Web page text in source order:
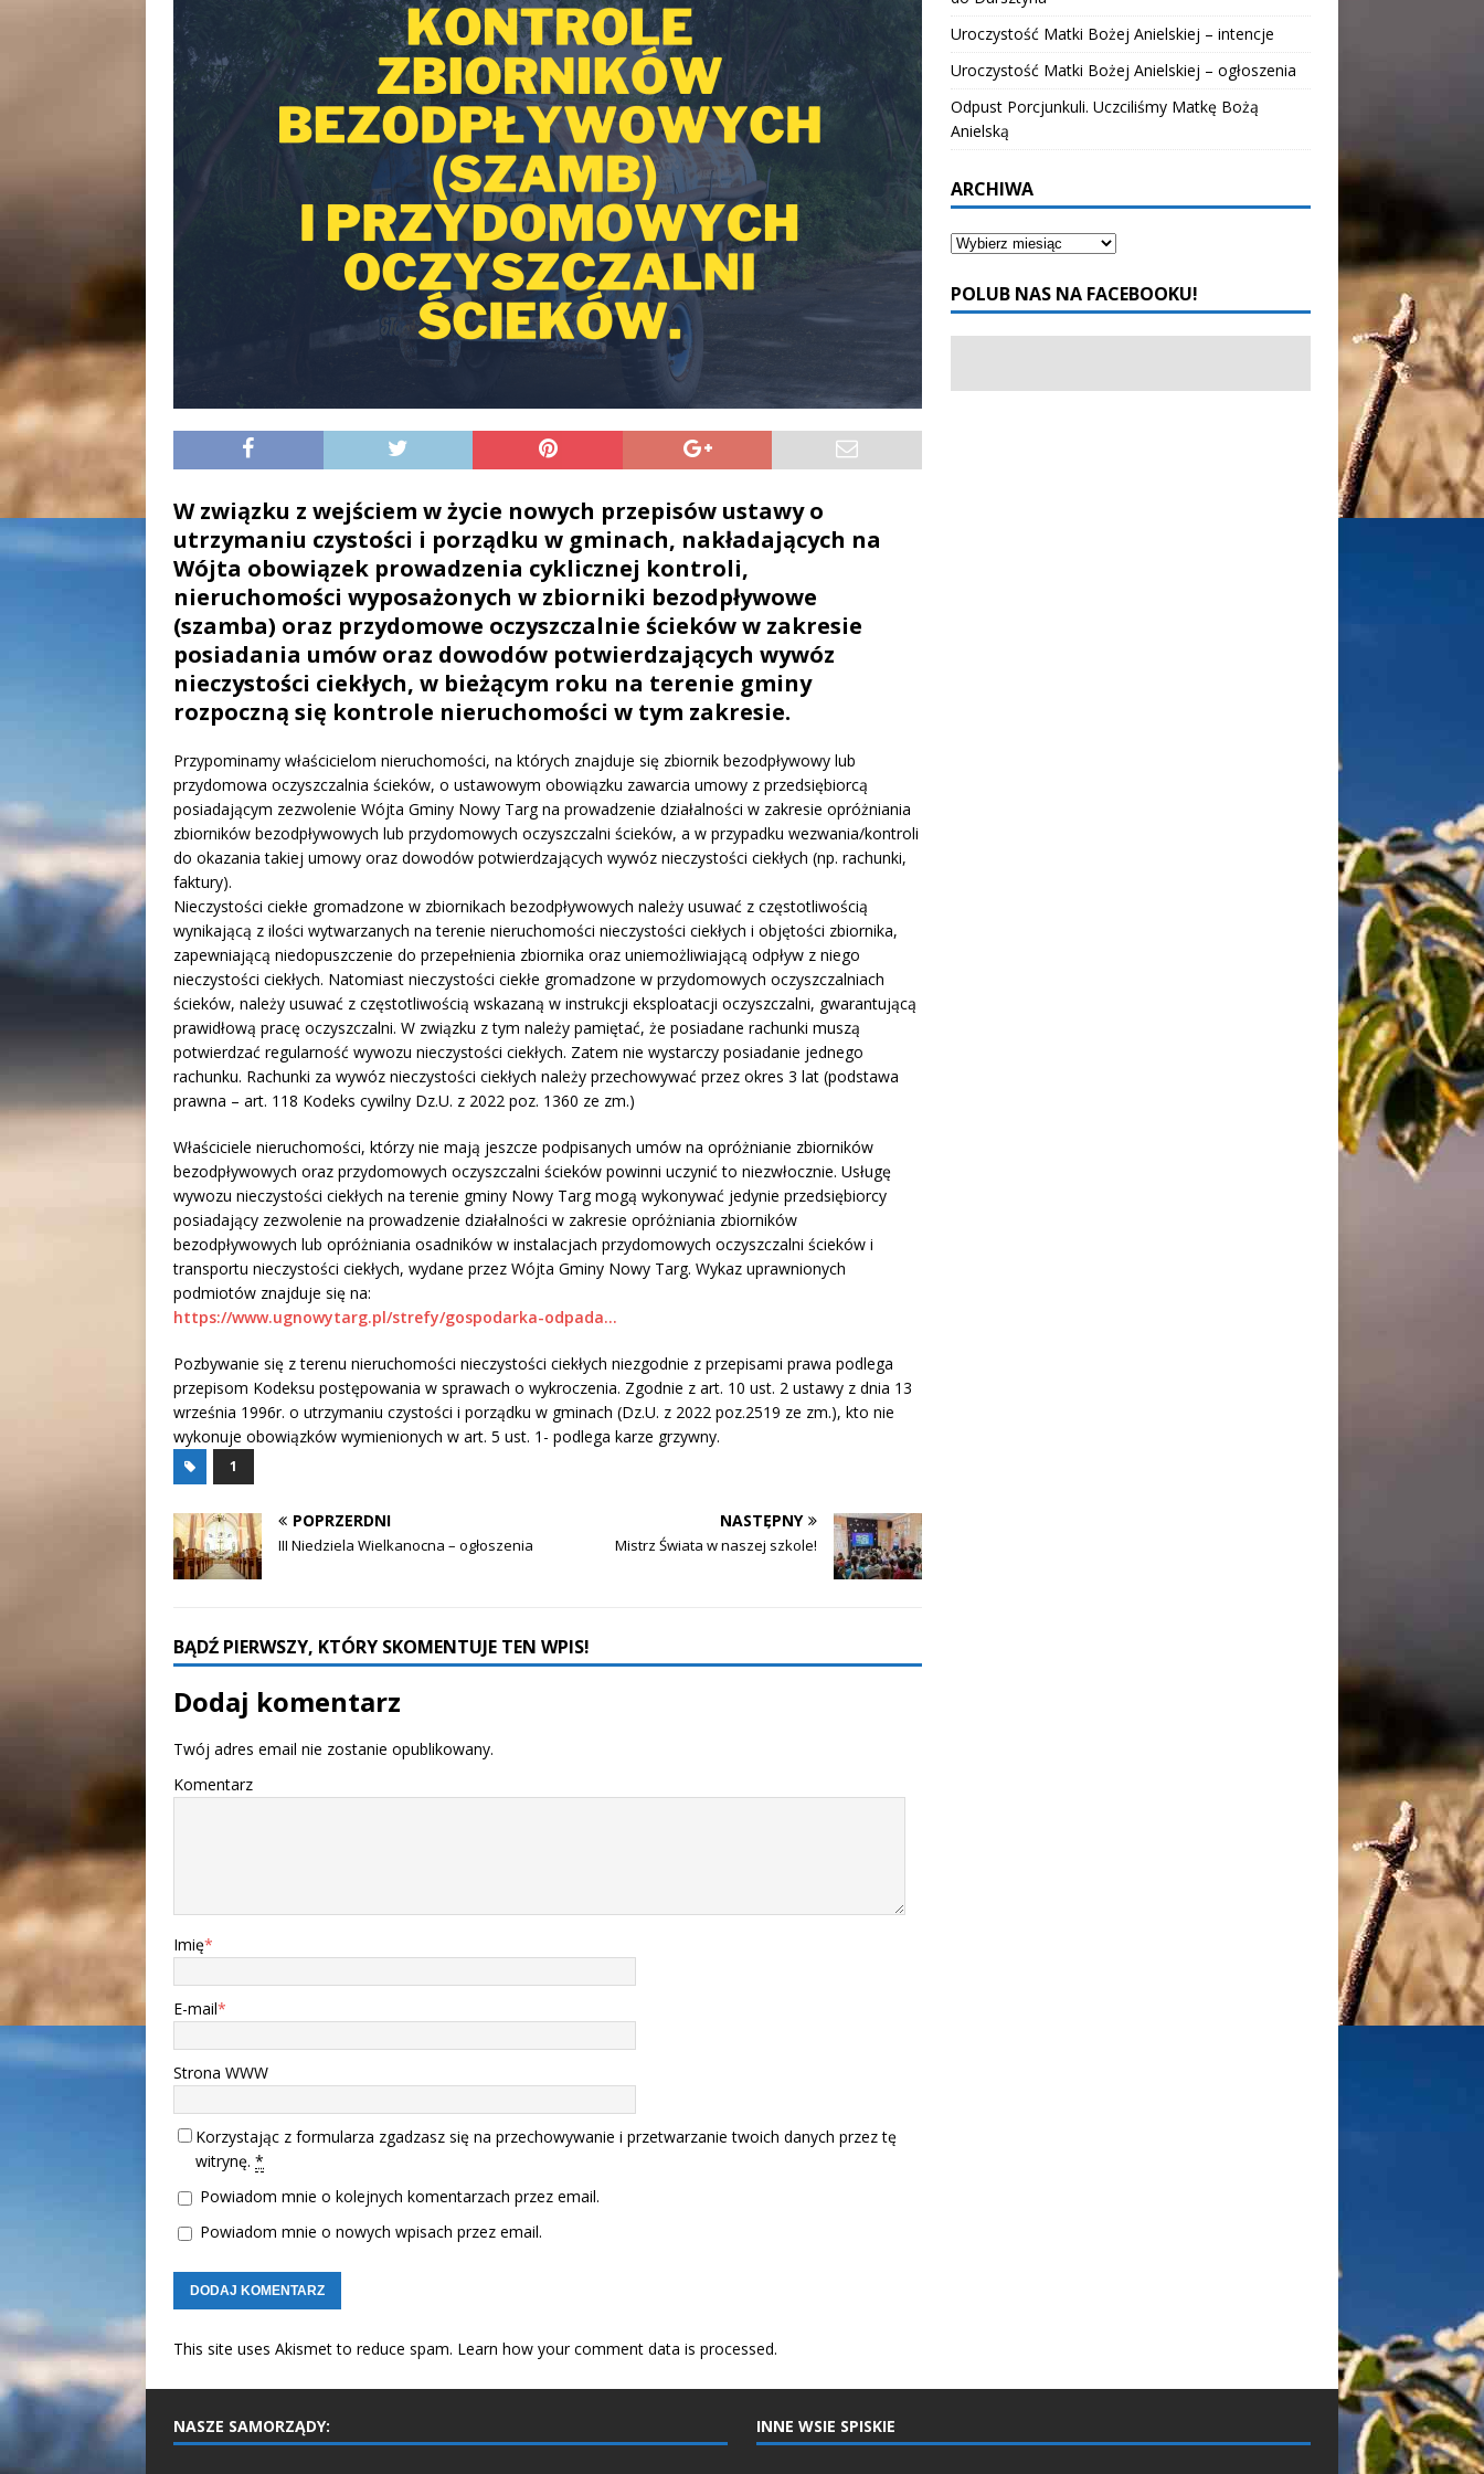
W związku z wejściem w życie nowych przepisów ustawy o
utrzymaniu czystości i porządku w gminach, nakładających na
Wójta obowiązek prowadzenia cyklicznej kontroli,
nieruchomości wyposażonych w zbiorniki bezodpływowe
(szamba) oraz przydomowe oczyszczalnie ścieków w zakresie
posiadania umów oraz dowodów potwierdzających wywóz
nieczystości ciekłych, w bieżącym roku na terenie gminy
rozpoczną się kontrole nieruchomości w tym zakresie.
Przypominamy właścicielom nieruchomości, na których znajduje się zbiornik bezodpływowy lub
przydomowa oczyszczalnia ścieków, o ustawowym obowiązku zawarcia umowy z przedsiębiorcą
posiadającym zezwolenie Wójta Gminy Nowy Targ na prowadzenie działalności w zakresie opróżniania
zbiorników bezodpływowych lub przydomowych oczyszczalni ścieków, a w przypadku wezwania/kontroli
do okazania takiej umowy oraz dowodów potwierdzających wywóz nieczystości ciekłych (np. rachunki,
faktury).
Nieczystości ciekłe gromadzone w zbiornikach bezodpływowych należy usuwać z częstotliwością
wynikającą z ilości wytwarzanych na terenie nieruchomości nieczystości ciekłych i objętości zbiornika,
zapewniającą niedopuszczenie do przepełnienia zbiornika oraz uniemożliwiającą odpływ z niego
nieczystości ciekłych. Natomiast nieczystości ciekłe gromadzone w przydomowych oczyszczalniach
ścieków, należy usuwać z częstotliwością wskazaną w instrukcji eksploatacji oczyszczalni, gwarantującą
prawidłową pracę oczyszczalni. W związku z tym należy pamiętać, że posiadane rachunki muszą
potwierdzać regularność wywozu nieczystości ciekłych. Zatem nie wystarczy posiadanie jednego
rachunku. Rachunki za wywóz nieczystości ciekłych należy przechowywać przez okres 3 lat (podstawa
prawna – art. 118 Kodeks cywilny Dz.U. z 2022 poz. 1360 ze zm.)
Właściciele nieruchomości, którzy nie mają jeszcze podpisanych umów na opróżnianie zbiorników
bezodpływowych oraz przydomowych oczyszczalni ścieków powinni uczynić to niezwłocznie. Usługę
wywozu nieczystości ciekłych na terenie gminy Nowy Targ mogą wykonywać jedynie przedsiębiorcy
posiadający zezwolenie na prowadzenie działalności w zakresie opróżniania zbiorników
bezodpływowych lub opróżniania osadników w instalacjach przydomowych oczyszczalni ścieków i
transportu nieczystości ciekłych, wydane przez Wójta Gminy Nowy Targ. Wykaz uprawnionych
podmiotów znajduje się na:
https://www.ugnowytarg.pl/strefy/gospodarka-odpada…
Pozbywanie się z terenu nieruchomości nieczystości ciekłych niezgodnie z przepisami prawa podlega
przepisom Kodeksu postępowania w sprawach o wykroczenia. Zgodnie z art. 10 ust. 2 ustawy z dnia 13
września 1996r. o utrzymaniu czystości i porządku w gminach (Dz.U. z 2022 poz.2519 ze zm.), kto nie
wykonuje obowiązków wymienionych w art. 5 ust. 1- podlega karze grzywny.
1
POPRZERDNI
III Niedziela Wielkanocna – ogłoszenia
NASTĘPNY
Mistrz Świata w naszej szkole!
BĄDŹ PIERWSZY, KTÓRY SKOMENTUJE TEN WPIS!
Dodaj komentarz
Twój adres email nie zostanie opublikowany.
Komentarz
Imię*
E-mail*
Strona WWW
Korzystając z formularza zgadzasz się na przechowywanie i przetwarzanie twoich danych przez tę
witrynę. *
Powiadom mnie o kolejnych komentarzach przez email.
Powiadom mnie o nowych wpisach przez email.
This site uses Akismet to reduce spam. Learn how your comment data is processed.
Uroczystość Matki Bożej Anielskiej – intencje
Uroczystość Matki Bożej Anielskiej – ogłoszenia
Odpust Porcjunkuli. Uczciliśmy Matkę Bożą
Anielską
ARCHIWA
POLUB NAS NA FACEBOOKU!
NASZE SAMORZĄDY: INNE WSIE SPISKIE